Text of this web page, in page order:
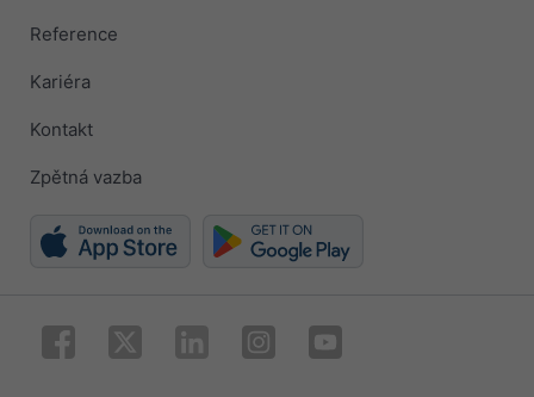
Reference
Kariéra
Kontakt
Zpětná vazba